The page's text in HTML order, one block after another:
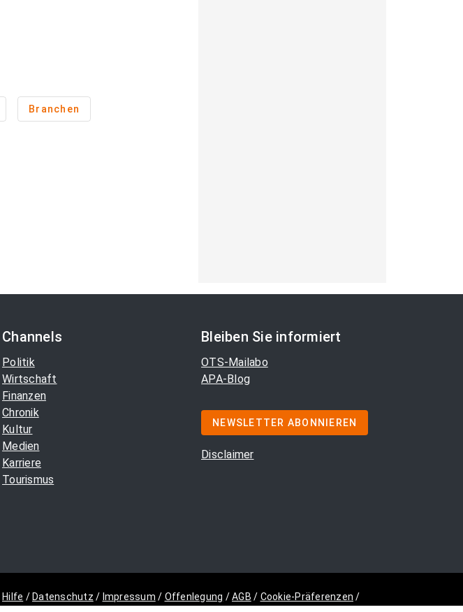
Branchen
Channels
Politik
Wirtschaft
Finanzen
Chronik
Kultur
Medien
Karriere
Tourismus
Bleiben Sie informiert
OTS-Mailabo
APA-Blog
NEWSLETTER ABONNIEREN
Disclaimer
Hilfe / Datenschutz / Impressum / Offenlegung /AGB / Cookie-Präferenzen /